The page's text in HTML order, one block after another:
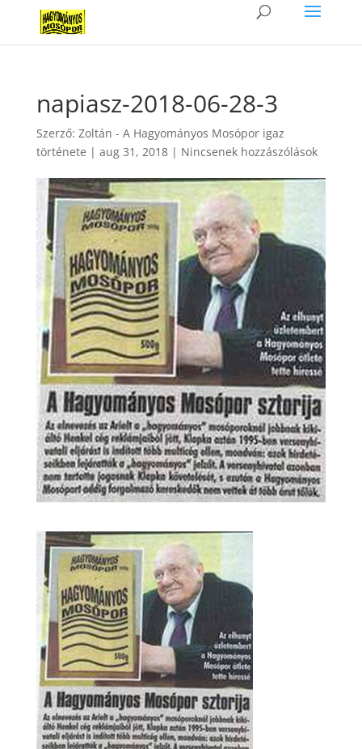
napiasz-2018-06-28-3
Szerző: Zoltán - A Hagyományos Mosópor igaz
története | aug 31, 2018| Nincsenek hozzászólások